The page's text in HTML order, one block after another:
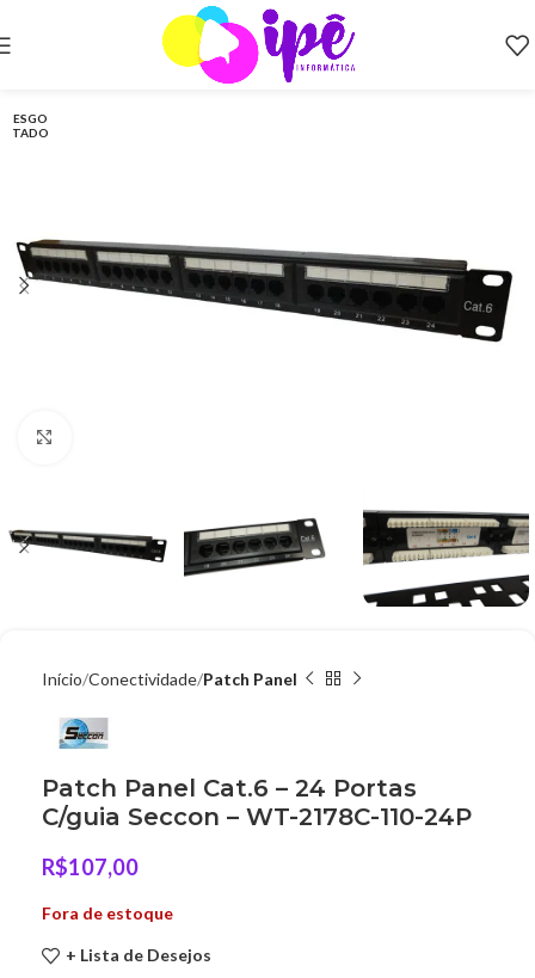
ESGO
TADO
Início Conectividade Patch Panel
Patch Panel Cat.6 – 24 Portas
C/guia Seccon – WT-2178C-110-24P
R$107,00
Fora de estoque
+ Lista de Desejos